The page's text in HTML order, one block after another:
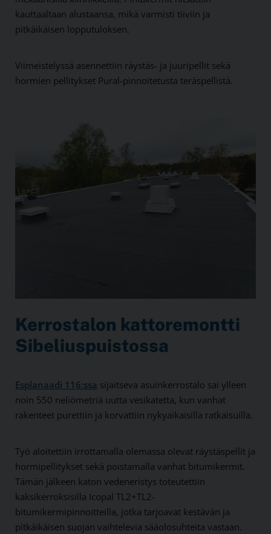
kauttaaltaan alustaansa, mikä varmisti tiiviin ja
pitkäikäisen lopputuloksen.
Viimeistelyssä asennettiin räystäs- ja juuripellit sekä
hormien pellitykset Pural-pinnoitetusta teräspellistä.
Kerrostalon kattoremontti
Sibeliuspuistossa
Esplanaadi 116:ssa sijaitseva asuinkerrostalo sai ylleen
noin 550 neliömetriä uutta vesikatetta, kun vanhat
rakenteet purettiin ja korvattiin nykyaikaisilla ratkaisuilla.
Työ aloitettiin irrottamalla olemassa olevat räystäspellit ja
hormipellitykset sekä poistamalla vanhat bitumikermit.
Tämän jälkeen katon vedeneristys toteutettiin
kaksikerroksisilla Icopal TL2+TL2-
bitumikermipinnoitteilla, jotka tarjoavat kestävän ja
pitkäikäisen suojan vaihtelevia sääolosuhteita vastaan.